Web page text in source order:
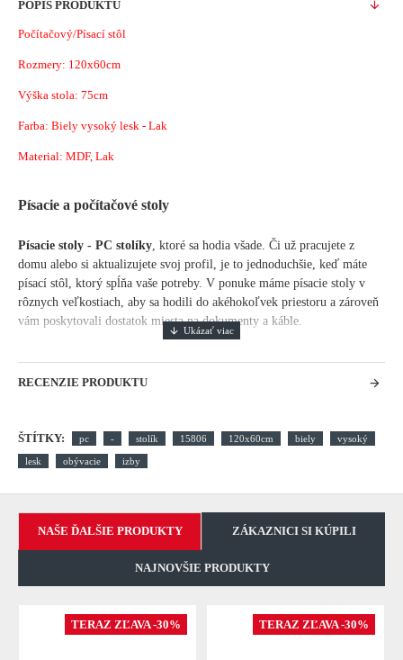
POPIS PRODUKTU
Počítačový/Písací stôl
Rozmery: 120x60cm
Výška stola: 75cm
Farba: Biely vysoký lesk - Lak
Material: MDF, Lak
Písacie a počítačové stoly
Písacie stoly - PC stolíky, ktoré sa hodia všade. Či už pracujete z
domu alebo si aktualizujete svoj profil, je to jednoduchšie, keď máte
písací stôl, ktorý spĺňa vaše potreby. V ponuke máme písacie stoly v
rôznych veľkostiach, aby sa hodili do akéhokoľvek priestoru a zároveň
vám poskytovali dostatok miesta na dokumenty a káble.
RECENZIE PRODUKTU
ŠTÍTKY: pc - stolík 15806 120x60cm biely vysoký
lesk obývacie izby
NAŠE ĎALŠIE PRODUKTY ZÁKAZNICI SI KÚPILI
NAJNOVŠIE PRODUKTY
TERAZ ZĽAVA -30% TERAZ ZĽAVA -30%